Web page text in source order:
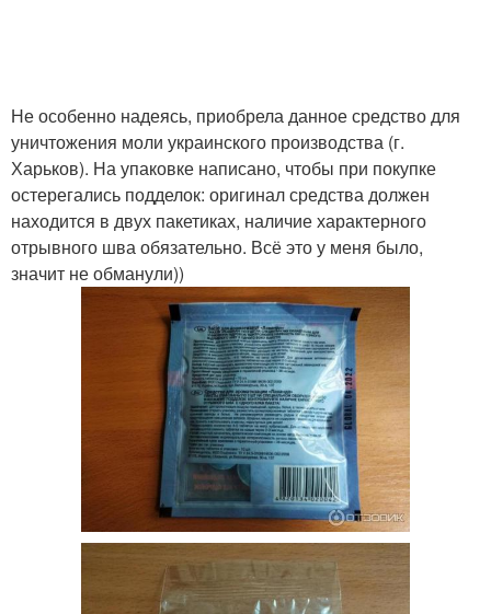
Не особенно надеясь, приобрела данное средство для
уничтожения моли украинского производства (г.
Харьков). На упаковке написано, чтобы при покупке
остерегались подделок: оригинал средства должен
находится в двух пакетиках, наличие характерного
отрывного шва обязательно. Всё это у меня было,
значит не обманули))